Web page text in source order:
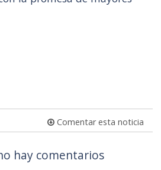
Comentar esta noticia
hay comentarios